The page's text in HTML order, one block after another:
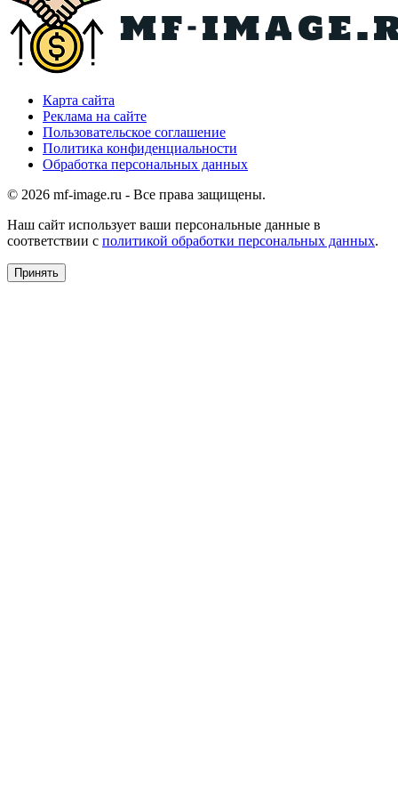
Карта сайта
Реклама на сайте
Пользовательское соглашение
Политика конфиденциальности
Обработка персональных данных
© 2026 mf-image.ru - Все права защищены.
Наш сайт использует ваши персональные данные в
соответствии с политикой обработки персональных данных.
Принять